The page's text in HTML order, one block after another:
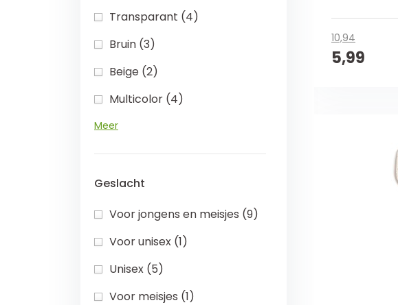
Transparant (4)
Bruin (3)
Beige (2)
Multicolor (4)
Meer
Geslacht
Voor jongens en meisjes (9)
Voor unisex (1)
Unisex (5)
Voor meisjes (1)
10,94
5,99